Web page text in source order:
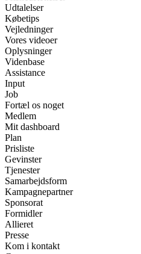
Udtalelser
Købetips
Vejledninger
Vores videoer
Oplysninger
Videnbase
Assistance
Input
Job
Fortæl os noget
Medlem
Mit dashboard
Plan
Prisliste
Gevinster
Tjenester
Samarbejdsform
Kampagnepartner
Sponsorat
Formidler
Allieret
Presse
Kom i kontakt